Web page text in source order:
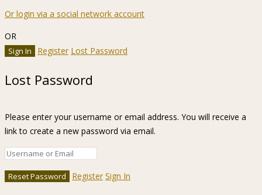
Or login via a social network account
OR
Register Lost Password
Lost Password
Please enter your username or email address. You will receive a
link to create a new password via email.
Register Sign In